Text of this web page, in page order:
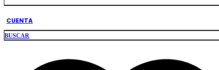
CUENTA
BUSCAR